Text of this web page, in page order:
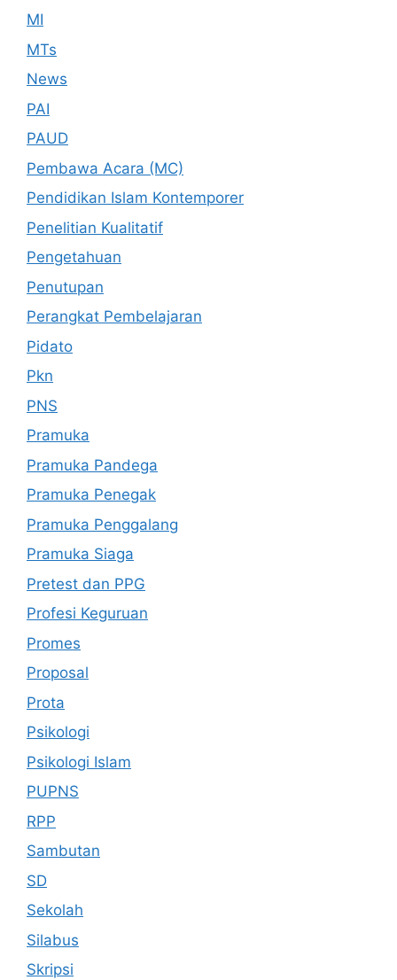
MI
MTs
News
PAI
PAUD
Pembawa Acara (MC)
Pendidikan Islam Kontemporer
Penelitian Kualitatif
Pengetahuan
Penutupan
Perangkat Pembelajaran
Pidato
Pkn
PNS
Pramuka
Pramuka Pandega
Pramuka Penegak
Pramuka Penggalang
Pramuka Siaga
Pretest dan PPG
Profesi Keguruan
Promes
Proposal
Prota
Psikologi
Psikologi Islam
PUPNS
RPP
Sambutan
SD
Sekolah
Silabus
Skripsi